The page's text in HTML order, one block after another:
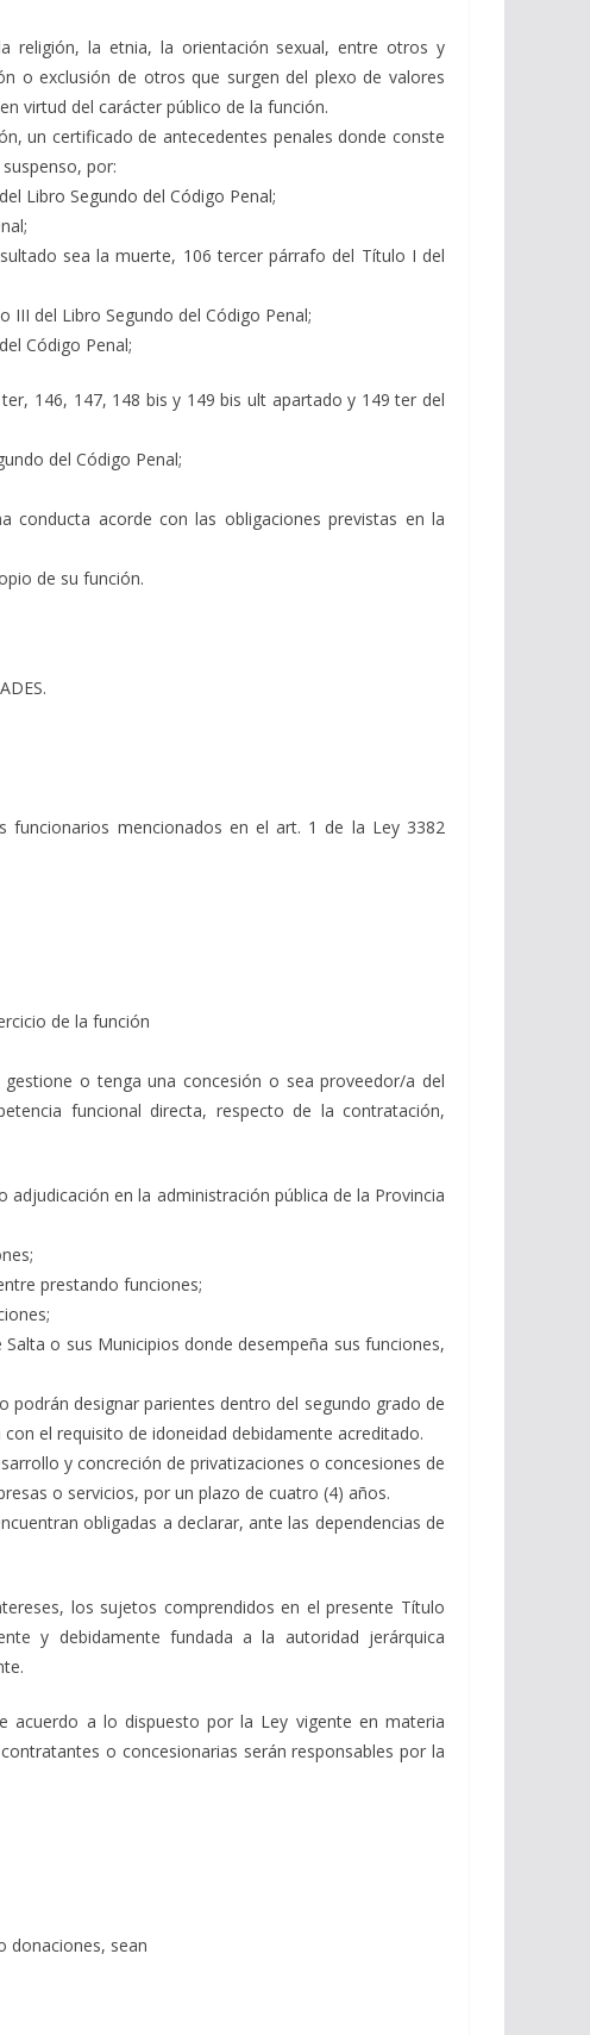
religión, la etnia, la orientación sexual, entre otros y
o exclusión de otros que surgen del plexo de valores
virtud del carácter público de la función.
un certificado de antecedentes penales donde conste
por:
Libro Segundo del Código Penal;
sea la muerte, 106 tercer párrafo del Título I del
del Libro Segundo del Código Penal;
Código Penal;
146, 147, 148 bis y 149 bis ult apartado y 149 ter del
del Código Penal;
conducta acorde con las obligaciones previstas en la
de su función.
funcionarios mencionados en el art. 1 de la Ley 3382
de la función
o tenga una concesión o sea proveedor/a del
funcional directa, respecto de la contratación,
en la administración pública de la Provincia
prestando funciones;
o sus Municipios donde desempeña sus funciones,
designar parientes dentro del segundo grado de
el requisito de idoneidad debidamente acreditado.
y concreción de privatizaciones o concesiones de
o servicios, por un plazo de cuatro (4) años.
obligadas a declarar, ante las dependencias de
los sujetos comprendidos en el presente Título
y debidamente fundada a la autoridad jerárquica
acuerdo a lo dispuesto por la Ley vigente en materia
o concesionarias serán responsables por la
donaciones, sean